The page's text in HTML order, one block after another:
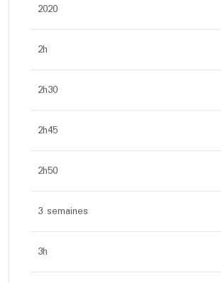
2020
2h
2h30
2h45
2h50
3 semaines
3h